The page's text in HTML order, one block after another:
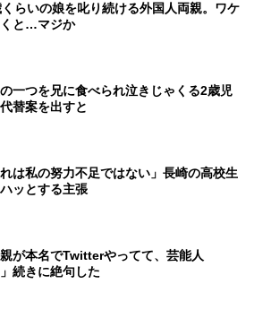
らいの娘を叱り続ける外国人両親。ワケ
と…マジか
一つを兄に食べられ泣きじゃくる2歳児
替案を出すと
れは私の努力不足ではない」長崎の高校生
ッとする主張
親が本名でTwitterやってて、芸能人
続きに絶句した